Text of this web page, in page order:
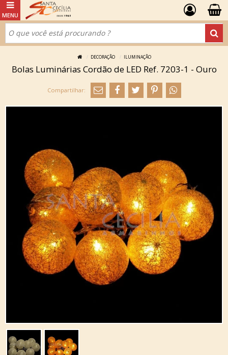
DECORAÇÃO ILUMINAÇÃO
Bolas Luminárias Cordão de LED Ref. 7203-1 - Ouro